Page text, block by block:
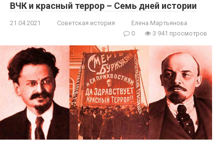
ВЧК и красный террор – Семь дней истории
21.04.2021 Советская история
Елена Мартьянова
0
3 941 просмотров